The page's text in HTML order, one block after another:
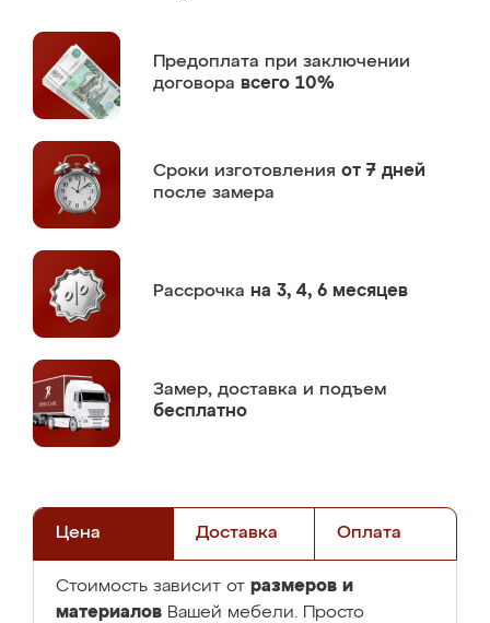
Предоплата при заключении
договора всего 10%
Сроки изготовления от 7 дней
после замера
Рассрочка на 3, 4, 6 месяцев
Замер, доставка и подъем
бесплатно
Цена Доставка Оплата
Стоимость зависит от размеров и
материалов Вашей мебели. Просто